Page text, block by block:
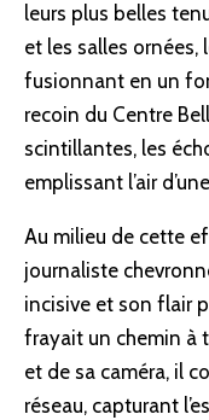
leurs plus belles
et les salles ornées,
fusionnant en un
recoin du Centre
scintillantes, les
emplissant l’air
Au milieu de cette
journaliste
incisive et son flair
frayait un chemin à
et de sa caméra, il
réseau, capturant